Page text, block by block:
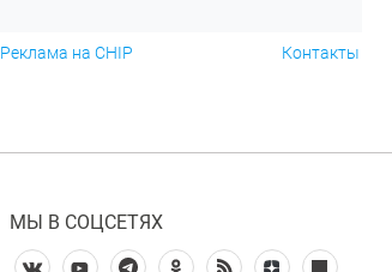
Реклама на CHIP Контакты
МЫ В СОЦСЕТЯХ